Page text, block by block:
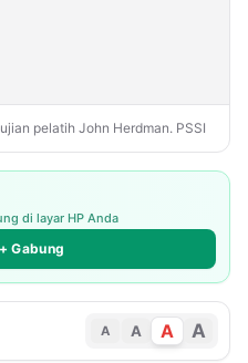
pelatih John Herdman. PSSI
di layar HP Anda
Gabung
A A A A